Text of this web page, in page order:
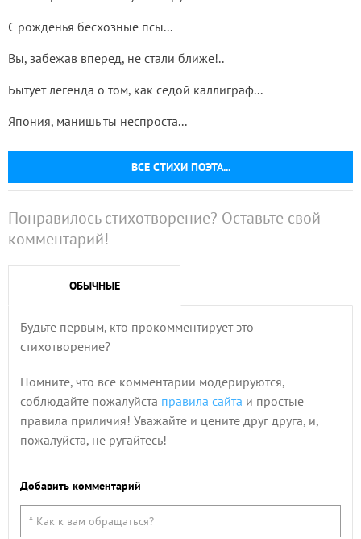
ВСЕ СТИХИ ПОЭТА...
С рожденья бесхозные псы...
Вы, забежав вперед, не стали ближе!..
Бытует легенда о том, как седой каллиграф...
Япония, манишь ты неспроста...
Понравилось стихотворение? Оставьте свой
комментарий!
ОБЫЧНЫЕ
Будьте первым, кто прокомментирует это
стихотворение?
Помните, что все комментарии модерируются,
соблюдайте пожалуйста правила сайта и простые
правила приличия! Уважайте и цените друг друга, и,
пожалуйста, не ругайтесь!
Добавить комментарий